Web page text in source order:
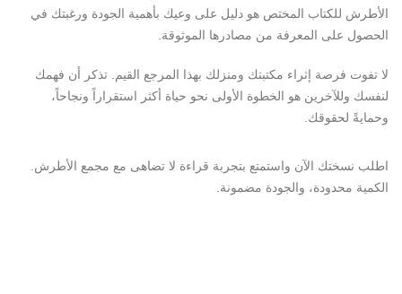
الأطرش للكتاب المختص هو دليل على وعيك بأهمية الجودة ورغبتك في
الحصول على المعرفة من مصادرها الموثوقة.
لا تفوت فرصة إثراء مكتبتك ومنزلك بهذا المرجع القيم. تذكر أن فهمك
لنفسك وللآخرين هو الخطوة الأولى نحو حياة أكثر استقراراً ونجاحاً،
وحمايةً لحقوقك.
اطلب نسختك الآن واستمتع بتجربة قراءة لا تضاهى مع مجمع الأطرش.
الكمية محدودة، والجودة مضمونة.